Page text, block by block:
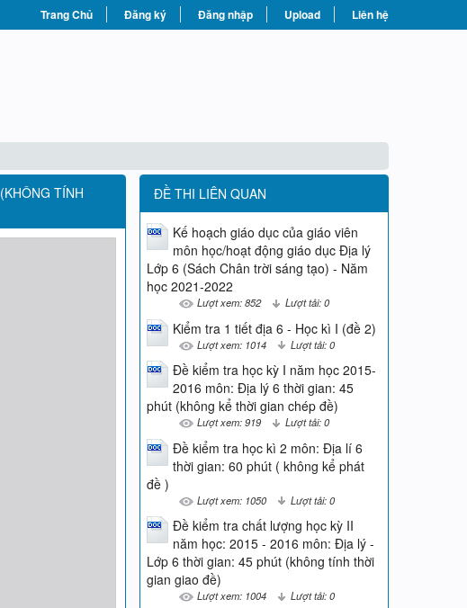
Trang Chủ Đăng ký Đăng nhập Upload Liên hệ
TÍNH
ĐỀ THI LIÊN QUAN
Kế hoạch giáo dục của giáo viên
môn học/hoạt động giáo dục Địa lý
Lớp 6 (Sách Chân trời sáng tạo) - Năm
học 2021-2022
Lượt xem: 852 Lượt tải: 0
Kiểm tra 1 tiết địa 6 - Học kì I (đề 2)
Lượt xem: 1014 Lượt tải: 0
Đề kiểm tra học kỳ I năm học 2015-
2016 môn: Địa lý 6 thời gian: 45
phút (không kể thời gian chép đề)
Lượt xem: 919 Lượt tải: 0
Đề kiểm tra học kì 2 môn: Địa lí 6
thời gian: 60 phút ( không kể phát
đề )
Lượt xem: 1050 Lượt tải: 0
Đề kiểm tra chất lượng học kỳ II
năm học: 2015 - 2016 môn: Địa lý -
Lớp 6 thời gian: 45 phút (không tính thời
gian giao đề)
Lượt xem: 1004 Lượt tải: 0